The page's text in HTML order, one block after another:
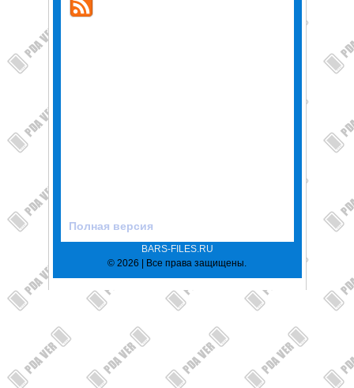
Полная версия
BARS-FILES.RU
© 2026 | Все права защищены.